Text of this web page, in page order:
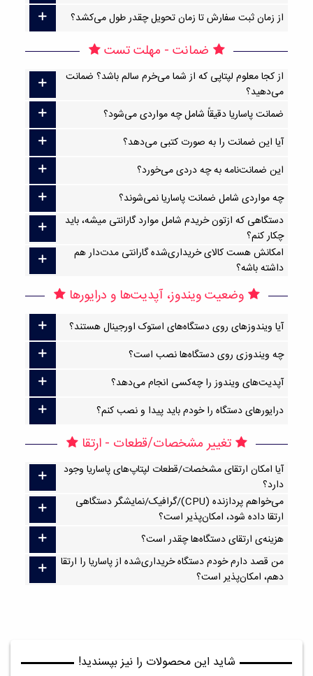
از زمان ثبت سفارش تا زمان تحویل چقدر طول می‌کشد؟
ضمانت - مهلت تست
از کجا معلوم لپتاپی که از شما می‌خرم سالم باشد؟ ضمانت
می‌دهید؟
ضمانت پاساریا دقیقاً شامل چه مواردی می‌شود؟
آیا این ضمانت را به صورت کتبی می‌دهد؟
این ضمانت‌نامه به چه دردی می‌خورد؟
چه مواردی شامل ضمانت پاساریا نمی‌شوند؟
دستگاهی که ازتون خریدم شامل موارد گارانتی میشه، باید
چکار کنم؟
امکانش هست کالای خریداری‌شده گارانتی مدت‌دار هم
داشته باشه؟
وضعیت ویندوز، آپدیت‌ها و درایورها
آیا ویندوزهای روی دستگاه‌های استوک اورجینال هستند؟
چه ویندوزی روی دستگاه‌ها نصب است؟
آپدیت‌های ویندوز را چه‌کسی انجام می‌دهد؟
درایورهای دستگاه را خودم باید پیدا و نصب کنم؟
تغییر مشخصات/قطعات - ارتقا
آیا امکان ارتقا‌ی مشخصات/قطعات لپتاپ‌های پاساریا وجود
دارد؟
می‌خواهم پردازنده (CPU)/گرافیک/نمایشگر دستگاهی
ارتقا داده شود، امکان‌پذیر است؟
هزینه‌ی ارتقای دستگاه‌ها چقدر است؟
من قصد دارم خودم دستگاه خریداری‌شده از پاساریا را ارتقا
دهم، امکان‌پذیر است؟
شاید این محصولات را نیز بپسندید!